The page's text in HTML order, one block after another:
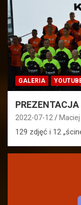
GALERIA
2022-07-12
129 zdjęć i 12